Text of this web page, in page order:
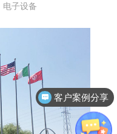
电子设备
客户案例分享